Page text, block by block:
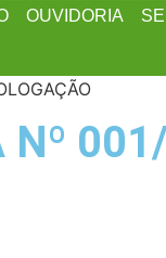
OUVIDORIA
Nº